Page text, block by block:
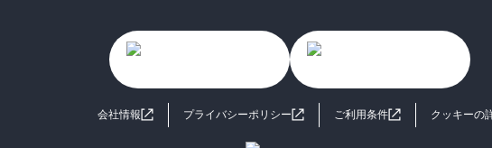
会社情報 プライバシーポリシー ご利用条件 クッキーの